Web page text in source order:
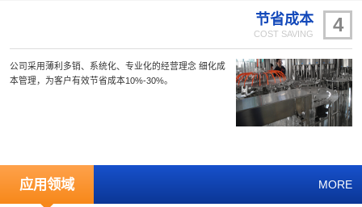
4
节省成本
COST SAVING
公司采用薄利多销、系统化、专业化的经营理念 细化成
本管理，为客户有效节省成本10%-30%。
应用领域 MORE